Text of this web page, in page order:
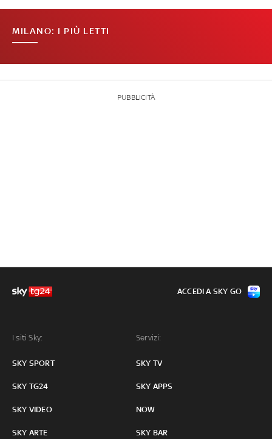
MILANO: I PIÙ LETTI
PUBBLICITÀ
I siti Sky:
SKY SPORT
SKY TG24
SKY VIDEO
SKY ARTE
Servizi:
SKY TV
SKY APPS
NOW
SKY BAR
ACCEDI A SKY GO